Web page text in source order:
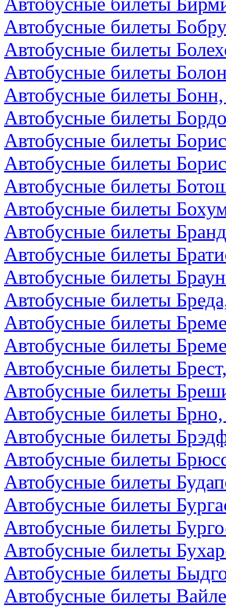
Автобусные билеты
Автобусные билеты
Автобусные билеты
Автобусные билеты
Автобусные билеты
Автобусные билеты
Автобусные билеты
Автобусные билеты
Автобусные билеты
Автобусные билеты
Автобусные билеты
Автобусные билеты
Автобусные билеты
Автобусные билеты
Автобусные билеты
Автобусные билеты
Автобусные билеты
Автобусные билеты
Автобусные билеты
Автобусные билеты
Автобусные билеты
Автобусные билеты
Автобусные билеты
Автобусные билеты
Автобусные билеты
Автобусные билеты